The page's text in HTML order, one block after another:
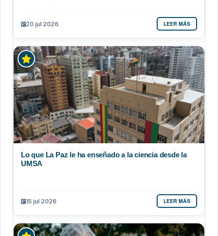
20 jul 2026 LEER MÁS
Lo que La Paz le ha enseñado a la ciencia desde la
UMSA
15 jul 2026 LEER MÁS